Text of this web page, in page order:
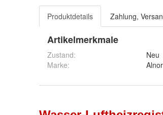
Produktdetails Zahlung,
Artikelmerkmale
Zustand:
Neu
Marke:
Alnor